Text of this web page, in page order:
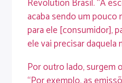
acaba sendo um pouco
para ele [consumidor],
ele vai precisar daquela
Por outro lado, surgem